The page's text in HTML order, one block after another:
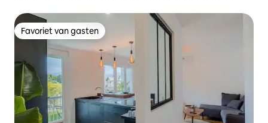
Favoriet van gasten
Favoriet van gasten